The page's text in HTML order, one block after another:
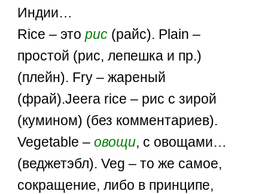
Индии…
Rice – эторис (райс). Plain –
простой (рис, лепешка и пр.)
(плейн). Fry – жареный
(фрай).Jeera rice – рис с зирой
(кумином) (без комментариев).
Vegetable –овощи, с овощами…
(веджетэбл). Veg – то же самое,
сокращение, либо в принципе,